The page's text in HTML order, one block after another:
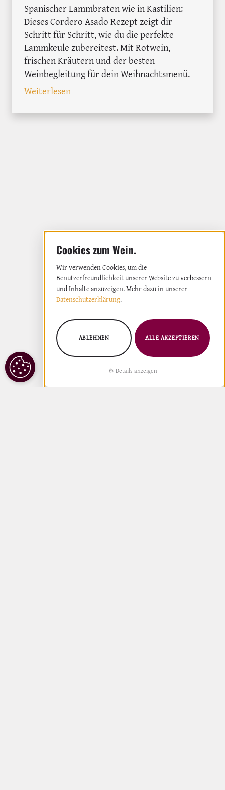
COOKIE
EINSTELLUNGEN
Spanischer Lammbraten wie in Kastilien:
Dieses Cordero Asado Rezept zeigt dir
Schritt für Schritt, wie du die perfekte
Lammkeule zubereitest. Mit Rotwein,
frischen Kräutern und der besten
Weinbegleitung für dein Weihnachtsmenü.
Weiterlesen
Wir verwenden Cookies, um die
Benutzerfreundlichkeit unserer Website zu verbessern
und Inhalte anzuzeigen. Mehr dazu in unserer
Datenschutzerklärung.
Details anzeigen
ABLEHNEN ALLE AKZEPTIEREN